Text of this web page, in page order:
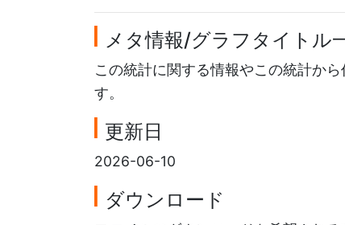
メタ情報/グラフタイトル
この統計に関する情報やこの統計か
す。
更新日
2026-06-10
ダウンロード